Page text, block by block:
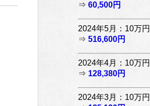
⇒ 60,500円
2024年5月：10万円
⇒ 516,600円
2024年4月：10万円
⇒ 128,380円
2024年3月：10万円